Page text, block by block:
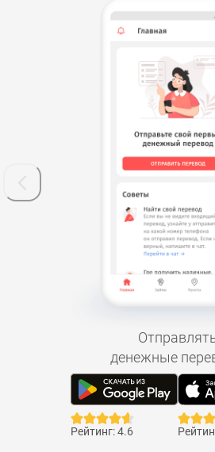
денежные
Рейтинг: 4.6